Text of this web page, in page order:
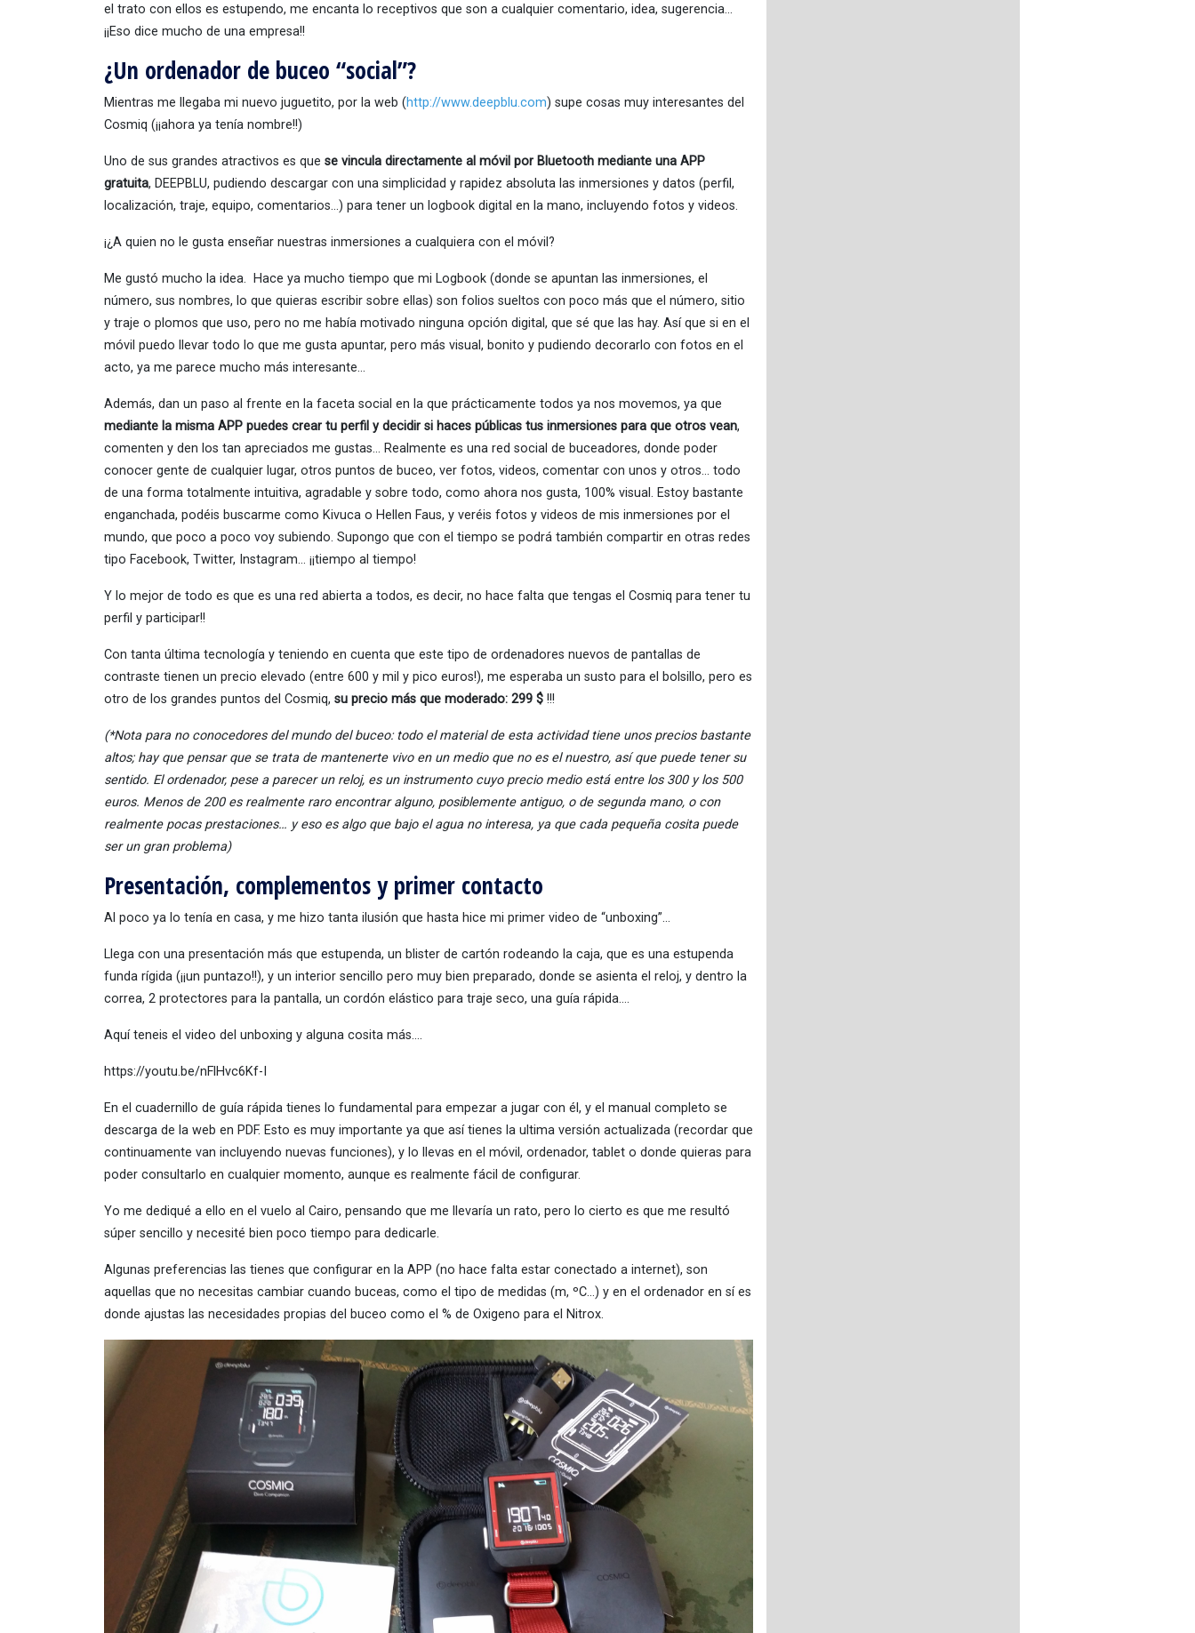
el trato con ellos es estupendo, me encanta lo receptivos que son a cualquier comentario, idea, sugerencia…
¡¡Eso dice mucho de una empresa!!
¿Un ordenador de buceo “social”?
Mientras me llegaba mi nuevo juguetito, por la web (http://www.deepblu.com) supe cosas muy interesantes del
Cosmiq (¡¡ahora ya tenía nombre!!)
Uno de sus grandes atractivos es que se vincula directamente al móvil por Bluetooth mediante una APP
gratuita, DEEPBLU, pudiendo descargar con una simplicidad y rapidez absoluta las inmersiones y datos (perfil,
localización, traje, equipo, comentarios…) para tener un logbook digital en la mano, incluyendo fotos y videos.
¡¿A quien no le gusta enseñar nuestras inmersiones a cualquiera con el móvil?
Me gustó mucho la idea. Hace ya mucho tiempo que mi Logbook (donde se apuntan las inmersiones, el
número, sus nombres, lo que quieras escribir sobre ellas) son folios sueltos con poco más que el número, sitio
y traje o plomos que uso, pero no me había motivado ninguna opción digital, que sé que las hay. Así que si en el
móvil puedo llevar todo lo que me gusta apuntar, pero más visual, bonito y pudiendo decorarlo con fotos en el
acto, ya me parece mucho más interesante…
Además, dan un paso al frente en la faceta social en la que prácticamente todos ya nos movemos, ya que
mediante la misma APP puedes crear tu perfil y decidir si haces públicas tus inmersiones para que otros vean,
comenten y den los tan apreciados me gustas… Realmente es una red social de buceadores, donde poder
conocer gente de cualquier lugar, otros puntos de buceo, ver fotos, videos, comentar con unos y otros… todo
de una forma totalmente intuitiva, agradable y sobre todo, como ahora nos gusta, 100% visual. Estoy bastante
enganchada, podéis buscarme como Kivuca o Hellen Faus, y veréis fotos y videos de mis inmersiones por el
mundo, que poco a poco voy subiendo. Supongo que con el tiempo se podrá también compartir en otras redes
tipo Facebook, Twitter, Instagram… ¡¡tiempo al tiempo!
Y lo mejor de todo es que es una red abierta a todos, es decir, no hace falta que tengas el Cosmiq para tener tu
perfil y participar!!
Con tanta última tecnología y teniendo en cuenta que este tipo de ordenadores nuevos de pantallas de
contraste tienen un precio elevado (entre 600 y mil y pico euros!), me esperaba un susto para el bolsillo, pero es
otro de los grandes puntos del Cosmiq, su precio más que moderado: 299 $ !!!
(*Nota para no conocedores del mundo del buceo: todo el material de esta actividad tiene unos precios bastante
altos; hay que pensar que se trata de mantenerte vivo en un medio que no es el nuestro, así que puede tener su
sentido. El ordenador, pese a parecer un reloj, es un instrumento cuyo precio medio está entre los 300 y los 500
euros. Menos de 200 es realmente raro encontrar alguno, posiblemente antiguo, o de segunda mano, o con
realmente pocas prestaciones… y eso es algo que bajo el agua no interesa, ya que cada pequeña cosita puede
ser un gran problema)
Presentación, complementos y primer contacto
Al poco ya lo tenía en casa, y me hizo tanta ilusión que hasta hice mi primer video de “unboxing”…
Llega con una presentación más que estupenda, un blister de cartón rodeando la caja, que es una estupenda
funda rígida (¡¡un puntazo!!), y un interior sencillo pero muy bien preparado, donde se asienta el reloj, y dentro la
correa, 2 protectores para la pantalla, un cordón elástico para traje seco, una guía rápida….
Aquí teneis el video del unboxing y alguna cosita más….
https://youtu.be/nFlHvc6Kf-I
En el cuadernillo de guía rápida tienes lo fundamental para empezar a jugar con él, y el manual completo se
descarga de la web en PDF. Esto es muy importante ya que así tienes la ultima versión actualizada (recordar que
continuamente van incluyendo nuevas funciones), y lo llevas en el móvil, ordenador, tablet o donde quieras para
poder consultarlo en cualquier momento, aunque es realmente fácil de configurar.
Yo me dediqué a ello en el vuelo al Cairo, pensando que me llevaría un rato, pero lo cierto es que me resultó
súper sencillo y necesité bien poco tiempo para dedicarle.
Algunas preferencias las tienes que configurar en la APP (no hace falta estar conectado a internet), son
aquellas que no necesitas cambiar cuando buceas, como el tipo de medidas (m, ºC…) y en el ordenador en sí es
donde ajustas las necesidades propias del buceo como el % de Oxigeno para el Nitrox.